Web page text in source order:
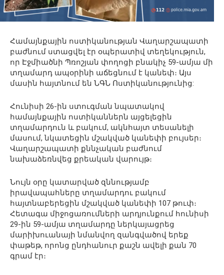
Համայնքային ոստիկանության Վաղարշապատի
բաժնում ստացվել էր օպերատիվ տեղեկություն,
որ Էջմիածնի Պռոշյան փողոցի բնակիչ 59-ամյա մի
տղամարդ ապօրինի աճեցնում է կանեփ։ Այս
մասին հայտնում են ՆԳՆ Ոստիկանությունից:
Հունիսի 26-ին ստուգման նպատակով
համայնքային ոստիկաններն այցելեցին
տղամարդուն և բակում, ակնհայտ տեսանելի
մասում, նկատեցին մշակված կանեփի բույսեր։
Վաղարշապատի քննչական բաժնում
նախաձեռնվեց քրեական վարույթ։
Նույն օրը կատարված զննությամբ
իրավապահները տղամարդու բակում
հայտնաբերեցին մշակված կանեփի 107 թուփ։
Հետագա միջոցառումների արդյունքում հունիսի
29-ին 59-ամյա տղամարդը ներկայացրեց
մարիխուանայի նմանվող զանգվածով երեք
փաթեթ, որոնց ընդհանուր քաշն ավելի քան 70
գրամ էր։